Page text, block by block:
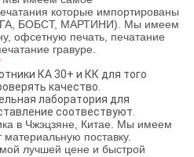
которые импортированы
БОБСТ, МАРТИНИ). Мы имеем
офсетную печать, печатание
гравуре.
КА 30+ и КК для того
качество.
лаборатория для
соотвествуют.
в Чжэцзяне, Китае. Мы имеем
материальную поставку.
лучшей цене и быстрой